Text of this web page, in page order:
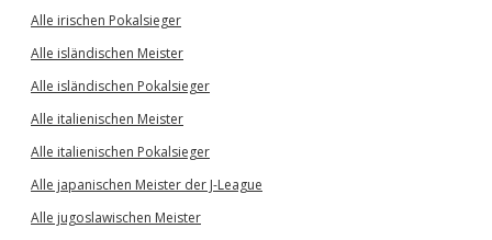
Alle irischen Pokalsieger
Alle isländischen Meister
Alle isländischen Pokalsieger
Alle italienischen Meister
Alle italienischen Pokalsieger
Alle japanischen Meister der J-League
Alle jugoslawischen Meister